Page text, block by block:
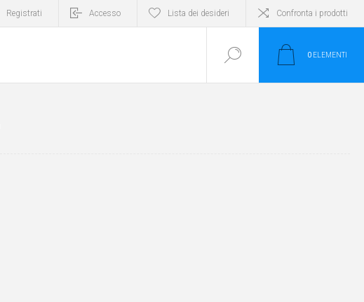
Registrati Accesso Lista dei desideri Confronta i prodotti
0 ELEMENTI